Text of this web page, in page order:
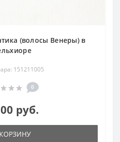
(волосы Венеры) в
151211005
0
руб.